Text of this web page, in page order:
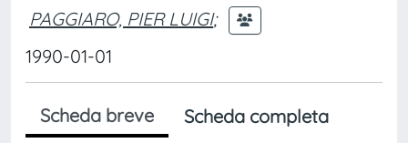
PAGGIARO, PIER LUIGI;
1990-01-01
Scheda breve
Scheda completa